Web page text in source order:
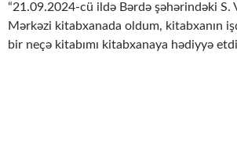
“21.09.2024-cü ildə Bərdə şəhərindəki S.
Mərkəzi kitabxanada oldum, kitabxanın
bir neçə kitabımı kitabxanaya hədiyyə